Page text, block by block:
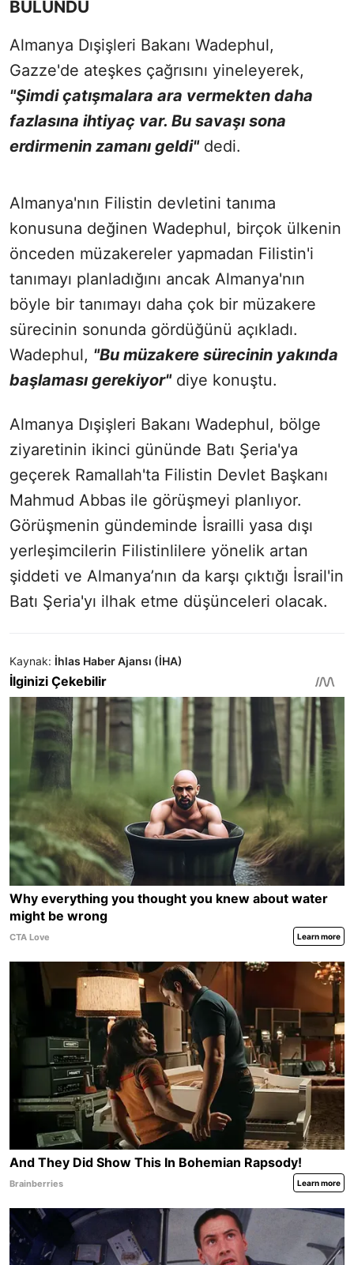
BULUNDU
Almanya Dışişleri Bakanı Wadephul,
Gazze'de ateşkes çağrısını yineleyerek,
"Şimdi çatışmalara ara vermekten daha
fazlasına ihtiyaç var. Bu savaşı sona
erdirmenin zamanı geldi"dedi.
Almanya'nın Filistin devletini tanıma
konusuna değinen Wadephul, birçok ülkenin
önceden müzakereler yapmadan Filistin'i
tanımayı planladığını ancak Almanya'nın
böyle bir tanımayı daha çok bir müzakere
sürecinin sonunda gördüğünü açıkladı.
Wadephul, "Bu müzakere sürecinin yakında
başlaması gerekiyor"diye konuştu.
Almanya Dışişleri Bakanı Wadephul, bölge
ziyaretinin ikinci gününde Batı Şeria'ya
geçerek Ramallah'ta Filistin Devlet Başkanı
Mahmud Abbas ile görüşmeyi planlıyor.
Görüşmenin gündeminde İsrailli yasa dışı
yerleşimcilerin Filistinlilere yönelik artan
şiddeti ve Almanya’nın da karşı çıktığı İsrail'in
Batı Şeria'yı ilhak etme düşünceleri olacak.
Kaynak: İhlas Haber Ajansı (İHA)